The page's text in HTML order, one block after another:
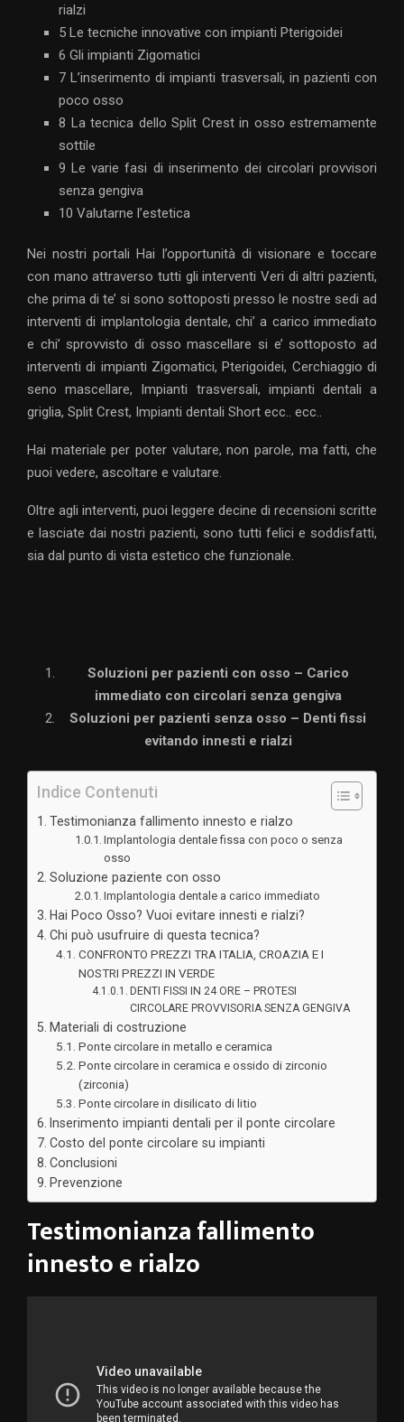
rialzi
5 Le tecniche innovative con impianti Pterigoidei
6 Gli impianti Zigomatici
7 L’inserimento di impianti trasversali, in pazienti con
poco osso
8 La tecnica dello Split Crest in osso estremamente
sottile
9 Le varie fasi di inserimento dei circolari provvisori
senza gengiva
10 Valutarne l’estetica
Nei nostri portali Hai l’opportunità di visionare e toccare
con mano attraverso tutti gli interventi Veri di altri pazienti,
che prima di te’ si sono sottoposti presso le nostre sedi ad
interventi di implantologia dentale, chi’ a carico immediato
e chi’ sprovvisto di osso mascellare si e’ sottoposto ad
interventi di impianti Zigomatici, Pterigoidei, Cerchiaggio di
seno mascellare, Impianti trasversali, impianti dentali a
griglia, Split Crest, Impianti dentali Short ecc.. ecc..
Hai materiale per poter valutare, non parole, ma fatti, che
puoi vedere, ascoltare e valutare.
Oltre agli interventi, puoi leggere decine di recensioni scritte
e lasciate dai nostri pazienti, sono tutti felici e soddisfatti,
sia dal punto di vista estetico che funzionale.
Soluzioni per pazienti con osso – Carico
immediato con circolari senza gengiva
Soluzioni per pazienti senza osso – Denti fissi
evitando innesti e rialzi
Indice Contenuti
Testimonianza fallimento innesto e rialzo
Implantologia dentale fissa con poco o senza
osso
Soluzione paziente con osso
Implantologia dentale a carico immediato
Hai Poco Osso? Vuoi evitare innesti e rialzi?
Chi può usufruire di questa tecnica?
CONFRONTO PREZZI TRA ITALIA, CROAZIA E I
NOSTRI PREZZI IN VERDE
DENTI FISSI IN 24 ORE – PROTESI
CIRCOLARE PROVVISORIA SENZA GENGIVA
Materiali di costruzione
Ponte circolare in metallo e ceramica
Ponte circolare in ceramica e ossido di zirconio
(zirconia)
Ponte circolare in disilicato di litio
Inserimento impianti dentali per il ponte circolare
Costo del ponte circolare su impianti
Conclusioni
Prevenzione
Testimonianza fallimento
innesto e rialzo